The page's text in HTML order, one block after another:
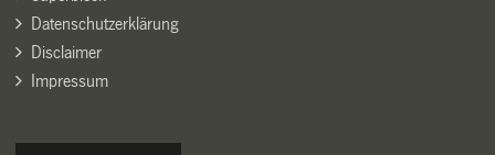
Datenschutzerklärung
Disclaimer
Impressum